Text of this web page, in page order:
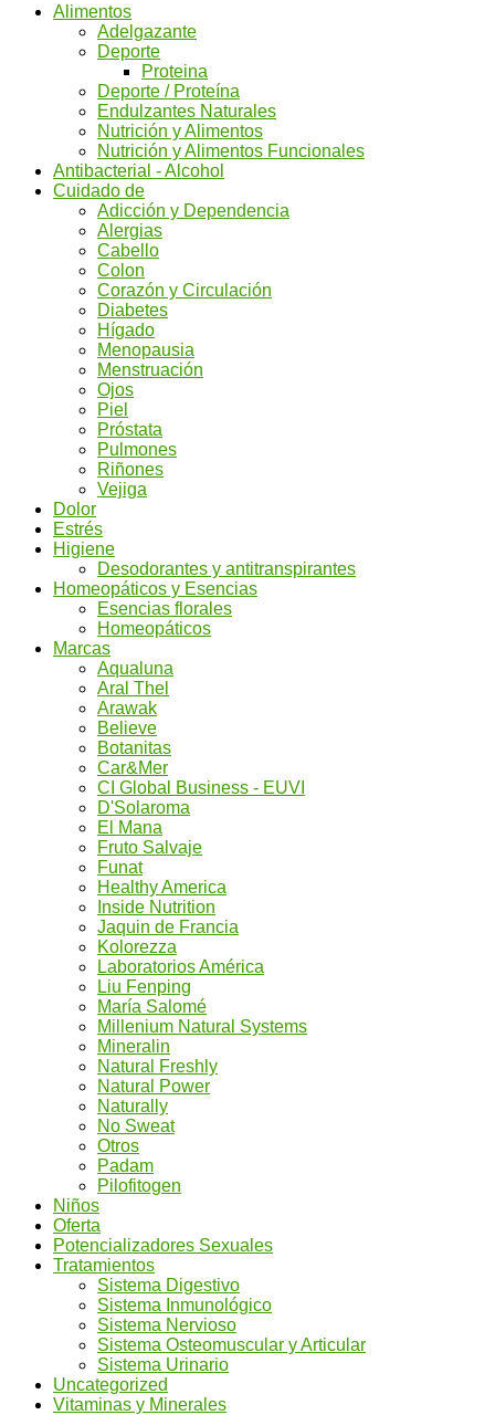
Alimentos
Adelgazante
Deporte
Proteina
Deporte / Proteína
Endulzantes Naturales
Nutrición y Alimentos
Nutrición y Alimentos Funcionales
Antibacterial - Alcohol
Cuidado de
Adicción y Dependencia
Alergias
Cabello
Colon
Corazón y Circulación
Diabetes
Hígado
Menopausia
Menstruación
Ojos
Piel
Próstata
Pulmones
Riñones
Vejiga
Dolor
Estrés
Higiene
Desodorantes y antitranspirantes
Homeopáticos y Esencias
Esencias florales
Homeopáticos
Marcas
Aqualuna
Aral Thel
Arawak
Believe
Botanitas
Car&Mer
CI Global Business - EUVI
D'Solaroma
El Mana
Fruto Salvaje
Funat
Healthy America
Inside Nutrition
Jaquin de Francia
Kolorezza
Laboratorios América
Liu Fenping
María Salomé
Millenium Natural Systems
Mineralin
Natural Freshly
Natural Power
Naturally
No Sweat
Otros
Padam
Pilofitogen
Niños
Oferta
Potencializadores Sexuales
Tratamientos
Sistema Digestivo
Sistema Inmunológico
Sistema Nervioso
Sistema Osteomuscular y Articular
Sistema Urinario
Uncategorized
Vitaminas y Minerales